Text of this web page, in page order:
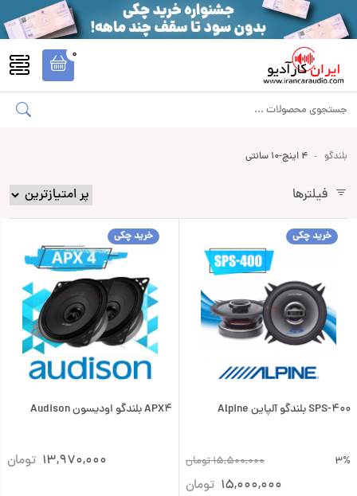
0
بلندگو 4 اینچ-10 سانتی
فیلترها
خرید چکی
SPS-400 بلندگو آلپاین Alpine
3%
15,500,000تومان
15,000,000 تومان
خرید چکی
APX4 بلندگو اودیسون Audison
13,970,000 تومان